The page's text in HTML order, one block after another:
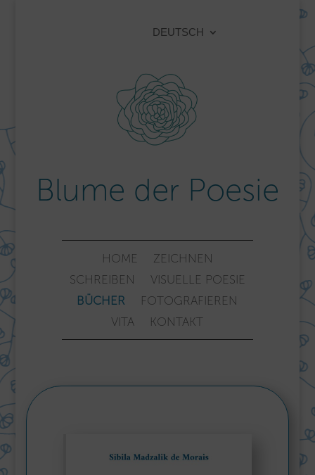
DEUTSCH
Blume der Poesie
HOME
ZEICHNEN
SCHREIBEN
VISUELLE POESIE
BÜCHER
FOTOGRAFIEREN
VITA
KONTAKT